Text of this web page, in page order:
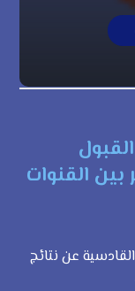
بين القنوات
عن نتائج